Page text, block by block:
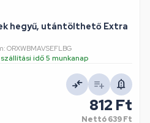
hegyű, utántölthető Extra
ORXWBMAVSEFLBG
idő 5 munkanap
812 Ft
Nettó639 Ft